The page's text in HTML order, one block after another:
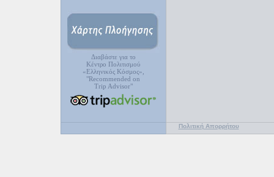
Διαβάστε για το
Κέντρο Πολιτισμού
«Ελληνικός Κόσμος»,
"Recommended on
Trip Advisor"
Πολιτική Απορρήτου